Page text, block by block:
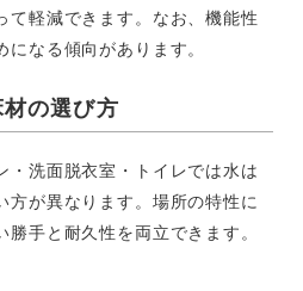
て軽減できます。なお、機能性
なる傾向があります。
の選び方
・洗面脱衣室・トイレでは水は
方が異なります。場所の特性に
手と耐久性を両立できます。